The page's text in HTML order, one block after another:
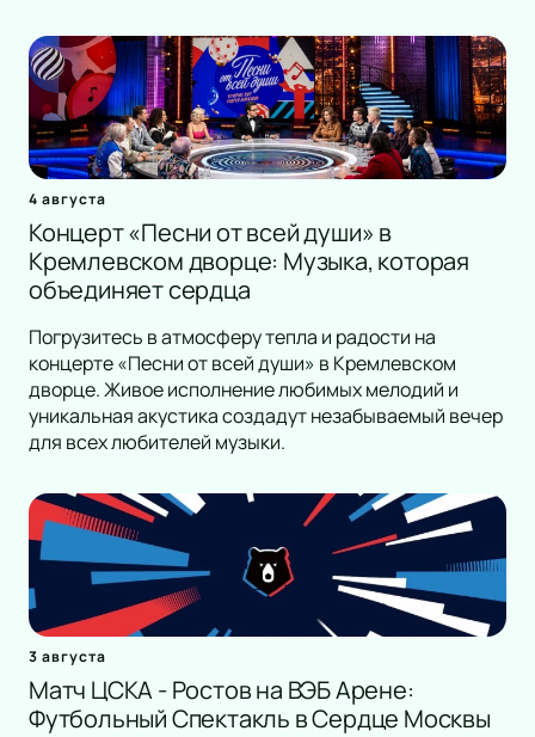
4 августа
Концерт «Песни от всей души» в
Кремлевском дворце: Музыка, которая
объединяет сердца
Погрузитесь в атмосферу тепла и радости на
концерте «Песни от всей души» в Кремлевском
дворце. Живое исполнение любимых мелодий и
уникальная акустика создадут незабываемый вечер
для всех любителей музыки.
3 августа
Матч ЦСКА - Ростов на ВЭБ Арене:
Футбольный Спектакль в Сердце Москвы